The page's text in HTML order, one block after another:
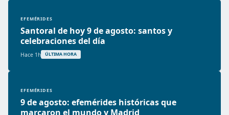
EFEMÉRIDES
Santoral de hoy 9 de agosto: santos y
celebraciones del día
Hace 1h ÚLTIMA HORA
EFEMÉRIDES
9 de agosto: efemérides históricas que
marcaron el mundo y Madrid